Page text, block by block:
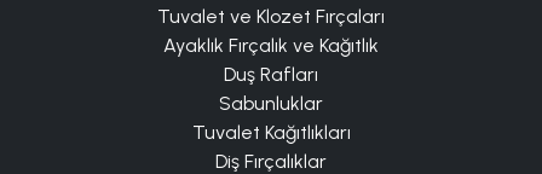
Tuvalet ve Klozet Fırçaları
Ayaklık Fırçalık ve Kağıtlık
Duş Rafları
Sabunluklar
Tuvalet Kağıtlıkları
Diş Fırçalıklar